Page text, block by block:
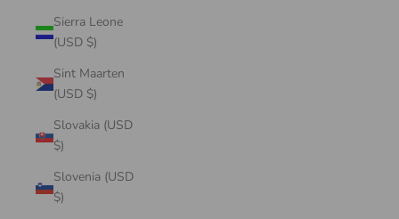
Sierra Leone
(USD $)
Sint Maarten
(USD $)
Slovakia (USD
$)
Slovenia (USD
$)